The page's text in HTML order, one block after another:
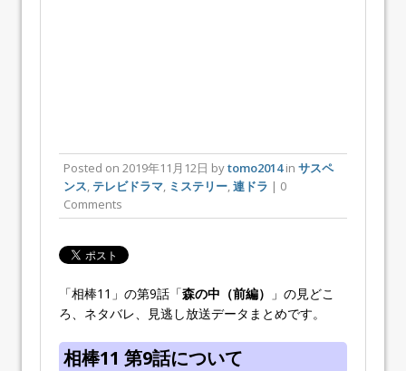
Posted on 2019年11月12日 bytomo2014in サスペ
ンス テレビドラマ ミステリー 連ドラ | 0
Comments
「相棒11」の第9話「森の中（前編）
」の見どこ
ろ、ネタバレ、見逃し放送データまとめです。
相棒11 第9話について